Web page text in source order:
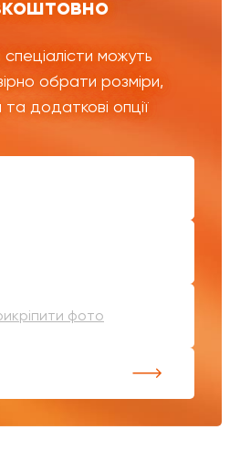
можуть
обрати розміри,
додаткові опції
фото